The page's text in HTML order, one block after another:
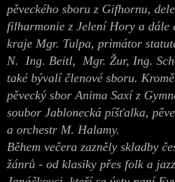
pěveckého sboru z Gifhornu,
filharmonie z Jelení Hory a dále
kraje Mgr. Tulpa, primátor
N. Ing. Beitl, Mgr. Žur, Ing.
také bývalí členové sboru.
pěvecký sbor Anima Saxí z
soubor Jablonecká píšťalka,
a orchestr M. Halamy.
Během večera zazněly skladby
žánrů - od klasiky přes folk a